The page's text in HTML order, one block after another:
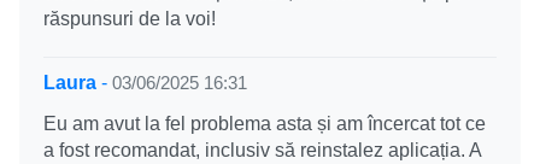
răspunsuri de la voi!
Laura - 03/06/2025 16:31
Eu am avut la fel problema asta și am încercat tot ce
a fost recomandat, inclusiv să reinstalez aplicația. A